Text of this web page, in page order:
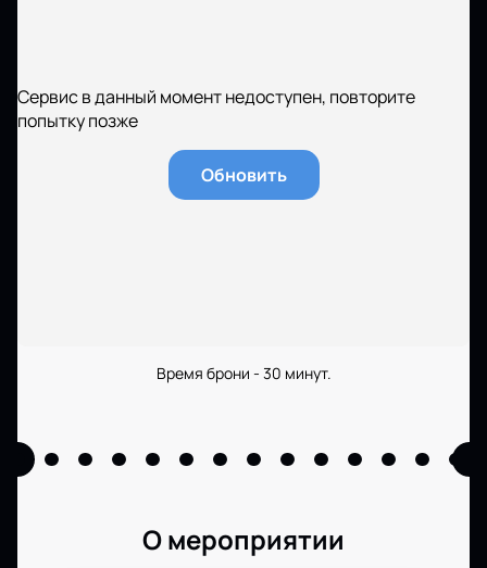
Сервис в данный момент недоступен, повторите
попытку позже
Обновить
Время брони - 30 минут.
О мероприятии